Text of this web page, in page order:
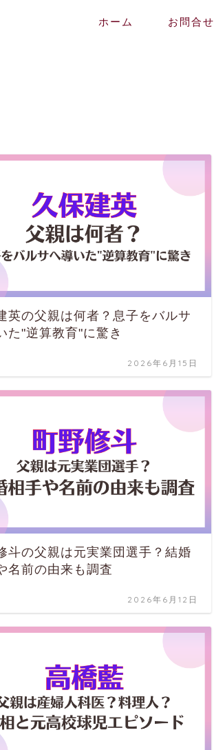
ホーム お問合せ
英の父親は何者？息子をバルサ
た"逆算教育"に驚き
2026年6月15日
斗の父親は元実業団選手？結婚
名前の由来も調査
2026年6月12日